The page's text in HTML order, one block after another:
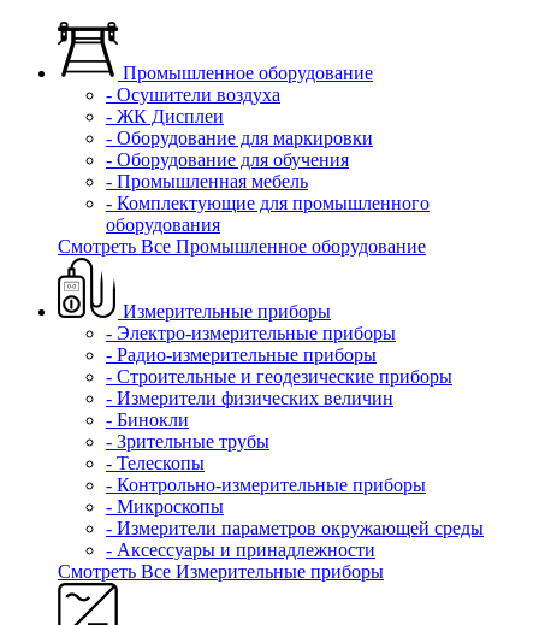
Промышленное оборудование
- Осушители воздуха
- ЖК Дисплеи
- Оборудование для маркировки
- Оборудование для обучения
- Промышленная мебель
- Комплектующие для промышленного
оборудования
Смотреть Все Промышленное оборудование
Измерительные приборы
- Электро-измерительные приборы
- Радио-измерительные приборы
- Строительные и геодезические приборы
- Измерители физических величин
- Бинокли
- Зрительные трубы
- Телескопы
- Контрольно-измерительные приборы
- Микроскопы
- Измерители параметров окружающей среды
- Аксессуары и принадлежности
Смотреть Все Измерительные приборы